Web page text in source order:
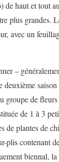
de haut et tout
plus grandes.
avec un
–
deuxième
groupe de fleurs
de 1 à 3
de plantes de
plis contenant
biennal,